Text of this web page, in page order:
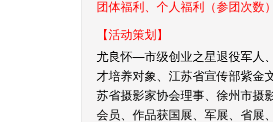
团体福利、个人福利（参团次数
【活动策划】
尤良怀—市级创业之星退役军人
才培养对象、 江苏省宣传部紫金
苏省摄影家协会理事、 徐州市摄
会员、 作品获国展、军展、省展